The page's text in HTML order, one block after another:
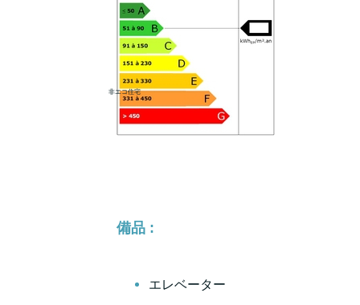
非エコ住宅
備品 :
エレベーター